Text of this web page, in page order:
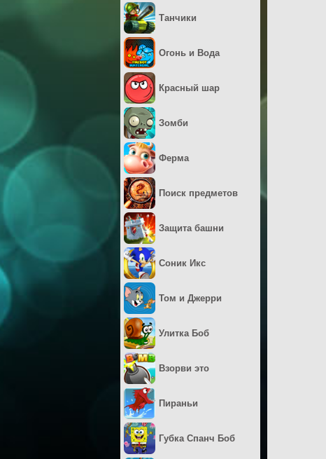
Танчики
Огонь и Вода
Красный шар
Зомби
Ферма
Поиск предметов
Защита башни
Соник Икс
Том и Джерри
Улитка Боб
Взорви это
Пираньи
Губка Спанч Боб